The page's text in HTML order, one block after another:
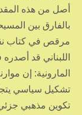
أصل من هذه
بالفارق بين
مرقص في كتاب
اللبناني قد
المارونية: إن
تشكيل سياسي
تكوين مذهبي